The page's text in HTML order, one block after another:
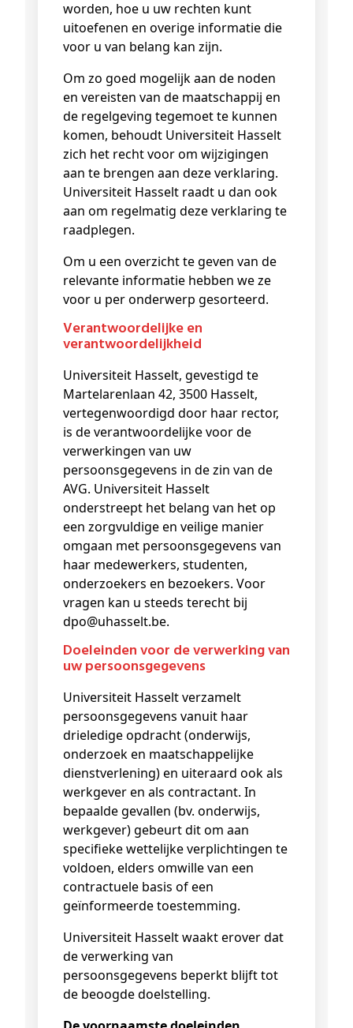
worden, hoe u uw rechten kunt
uitoefenen en overige informatie die
voor u van belang kan zijn.
Om zo goed mogelijk aan de noden
en vereisten van de maatschappij en
de regelgeving tegemoet te kunnen
komen, behoudt Universiteit Hasselt
zich het recht voor om wijzigingen
aan te brengen aan deze verklaring.
Universiteit Hasselt raadt u dan ook
aan om regelmatig deze verklaring te
raadplegen.
Om u een overzicht te geven van de
relevante informatie hebben we ze
voor u per onderwerp gesorteerd.
Verantwoordelijke en
verantwoordelijkheid
Universiteit Hasselt, gevestigd te
Martelarenlaan 42, 3500 Hasselt,
vertegenwoordigd door haar rector,
is de verantwoordelijke voor de
verwerkingen van uw
persoonsgegevens in de zin van de
AVG. Universiteit Hasselt
onderstreept het belang van het op
een zorgvuldige en veilige manier
omgaan met persoonsgegevens van
haar medewerkers, studenten,
onderzoekers en bezoekers. Voor
vragen kan u steeds terecht bij
dpo@uhasselt.be.
Doeleinden voor de verwerking van
uw persoonsgegevens
Universiteit Hasselt verzamelt
persoonsgegevens vanuit haar
drieledige opdracht (onderwijs,
onderzoek en maatschappelijke
dienstverlening) en uiteraard ook als
werkgever en als contractant. In
bepaalde gevallen (bv. onderwijs,
werkgever) gebeurt dit om aan
specifieke wettelijke verplichtingen te
voldoen, elders omwille van een
contractuele basis of een
geïnformeerde toestemming.
Universiteit Hasselt waakt erover dat
de verwerking van
persoonsgegevens beperkt blijft tot
de beoogde doelstelling.